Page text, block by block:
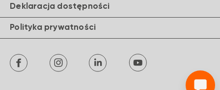
kseliga@ansb.pl
+46 834 40 10
Deklaracja dostępności
Polityka prywatności